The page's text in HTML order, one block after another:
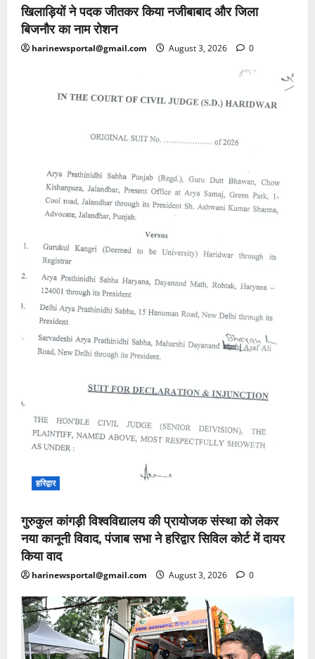
खिलाड़ियों ने पदक जीतकर किया नजीबाबाद और जिला
बिजनौर का नाम रोशन
harinewsportal@gmail.com August 3, 2026 0
हरिद्वार
गुरुकुल कांगड़ी विश्वविद्यालय की प्रायोजक संस्था को लेकर
नया कानूनी विवाद, पंजाब सभा ने हरिद्वार सिविल कोर्ट में दायर
किया वाद
harinewsportal@gmail.com August 3, 2026 0